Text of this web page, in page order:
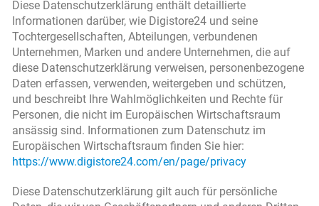
Diese Datenschutzerklärung enthält detaillierte
Informationen darüber, wie Digistore24 und seine
Tochtergesellschaften, Abteilungen, verbundenen
Unternehmen, Marken und andere Unternehmen, die auf
diese Datenschutzerklärung verweisen, personenbezogene
Daten erfassen, verwenden, weitergeben und schützen,
und beschreibt Ihre Wahlmöglichkeiten und Rechte für
Personen, die nicht im Europäischen Wirtschaftsraum
ansässig sind. Informationen zum Datenschutz im
Europäischen Wirtschaftsraum finden Sie hier:
https://www.digistore24.com/en/page/privacy
Diese Datenschutzerklärung gilt auch für persönliche